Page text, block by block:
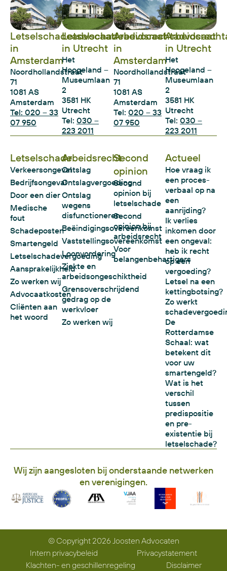
Letselschadeadvocaat
in
Amsterdam
Noordhollandstraat
71
1081 AS
Amsterdam
Tel: 020 – 33
07 950
Letselschadeadvocaat
in Utrecht
Het
Hoogeland –
Museumlaan
2
3581 HK
Utrecht
Tel: 030 –
223 2011
Arbeidsrechtadvocaat
in
Amsterdam
Noordhollandstraat
71
1081 AS
Amsterdam
Tel: 020 – 33
07 950
in Utrecht
Het
Hoogeland –
Museumlaan
2
3581 HK
Utrecht
Tel: 030 –
223 2011
Letselschade
Verkeersongeval
Bedrijfsongeval
Door een dier
Medische
fout
Schadeposten
Smartengeld
Letselschadevergoeding
Aansprakelijkheid
Zo werken wij
Advocaatkosten
Cliënten aan
het woord
Arbeidsrecht
Ontslag
Ontslagvergoeding
Ontslag
wegens
disfunctioneren
Beëindigingsovereenkomst
Vaststellingsovereenkomst
Loonvordering
Ziekte en
arbeidsongeschiktheid
Grensoverschrijdend
gedrag op de
werkvloer
Zo werken wij
Second
opinion
Second
opinion bij
letselschade
Second
opinion bij
arbeidsrecht
Voor
belangenbehartigers
Actueel
Hoe vraag ik
een proces-
verbaal op na
een
aanrijding?
Ik verlies
inkomen door
een ongeval:
heb ik recht
op een
vergoeding?
Letsel na een
kettingbotsing?
Zo werkt
De
Rotterdamse
Schaal: wat
betekent dit
voor uw
smartengeld?
Wat is het
verschil
tussen
predispositie
en pre-
existentie bij
letselschade?
Wij zijn aangesloten bij onderstaande netwerken
en verenigingen.
© Copyright 2026 Joosten Advocaten
Intern privacybeleid
Privacystatement
Klachten- en geschillenregeling
Disclaimer